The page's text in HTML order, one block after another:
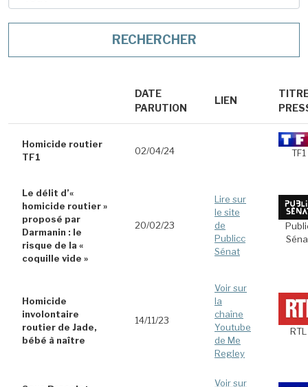
DATE
PARUTION
LIEN
Homicide routier
TF1
02/04/24 TF1
Le délit d’«
homicide routier »
proposé par
Darmanin : le
risque de la «
coquille vide »
20/02/23
Lire sur
le site
de
Publicc
Sénat
Homicide
involontaire
routier de Jade,
bébé à naître
14/11/23
Voir sur
la
chaîne
Youtube
de Me
Regley
RTL
Voir sur